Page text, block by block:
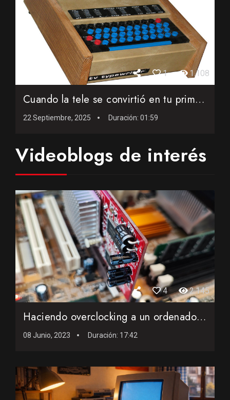
1 1.108
Cuando la tele se convirtió en tu primer ordenador
22 Septiembre, 2025 Duración: 01:59
Videoblogs de interés
4 2.145
Haciendo overclocking a un ordenador antiguo
08 Junio, 2023 Duración: 17:42